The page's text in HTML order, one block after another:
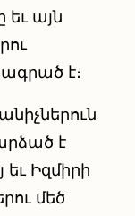
այն
է։
է
եւ Իզմիրի
մեծ